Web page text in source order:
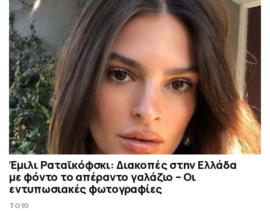
Έμιλι Ραταϊκόφσκι: Διακοπές στην Ελλάδα
με φόντο το απέραντο γαλάζιο – Οι
εντυπωσιακές φωτογραφίες
TO10